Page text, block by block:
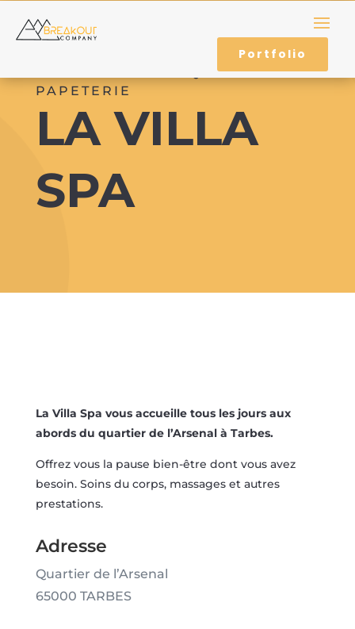
Portfolio
IDENTITÉ DE MARQUE –
PAPETERIE
LA VILLA
SPA
La Villa Spa vous accueille tous les jours aux
abords du quartier de l’Arsenal à Tarbes.
Offrez vous la pause bien-être dont vous avez
besoin. Soins du corps, massages et autres
prestations.
Adresse
Quartier de l’Arsenal
65000 TARBES